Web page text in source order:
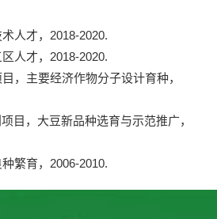
人才，2018-2020.
人才，2018-2020.
，主要经济作物分子设计育种，
目，大豆新品种选育与示范推广，
繁育，2006-2010.